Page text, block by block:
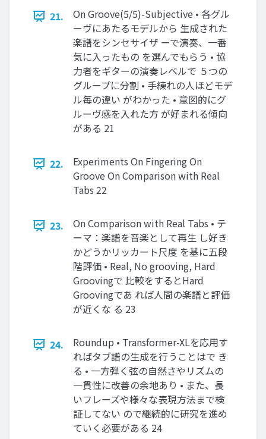
21.
On Groove(5/5)-Subjective • 各グル
ーヴにあたるモデルから 生成された
楽譜をシンセサイザ ーで演奏、一番
気に入ったもの を選んでもらう • 協
力者をギターの演奏レベルで ５つの
グループに分割 • 手練れの人ほどモデ
ル毎の違い がわかった • 意図的にグ
ルーヴ感を入れた方 が好まれる傾向
がある 21
22.
Experiments On Fingering On
Groove On Comparison with Real
Tabs 22
23.
On Comparison with Real Tabs • テ
ーマ：楽譜を音楽として再生 し好き
かどうかリッカート尺度 を基に五段
階評価 • Real, No grooving, Hard
Groovingで 比較をするとHard
Groovingであ れば人間の楽譜と評価
が近くな る 23
24.
Roundup • Transformer-XLを応用す
ればタブ譜の生成を行うことはで き
る • 一方弾く弦の自然さやリズムの
一貫性に改善の余地あり • また、長
いフレーズや様々な表現方法まで検
証してない ので継続的に研究を進め
ていく必要がある 24